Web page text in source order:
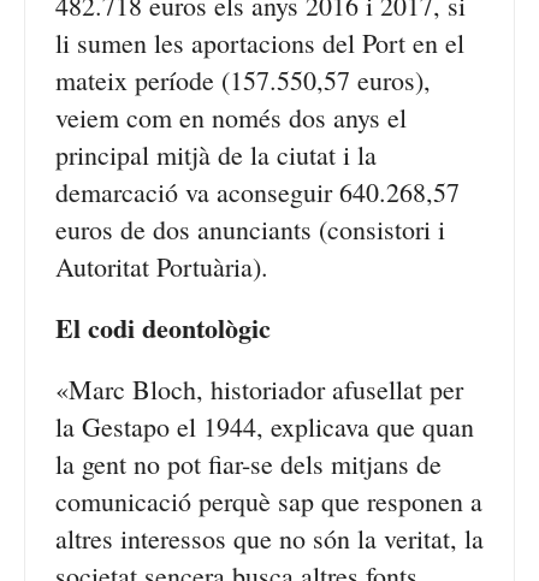
li sumen les aportacions del Port en el
mateix període (157.550,57 euros),
veiem com en només dos anys el
principal mitjà de la ciutat i la
demarcació va aconseguir 640.268,57
euros de dos anunciants (consistori i
Autoritat Portuària).
El codi deontològic
«Marc Bloch, historiador afusellat per
la Gestapo el 1944, explicava que quan
la gent no pot fiar-se dels mitjans de
comunicació perquè sap que responen a
altres interessos que no són la veritat, la